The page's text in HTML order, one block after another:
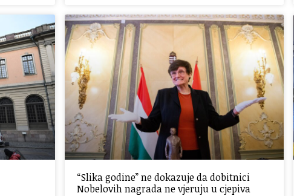
“Slika godine” ne dokazuje da dobitnici
Nobelovih nagrada ne vjeruju u cjepiva